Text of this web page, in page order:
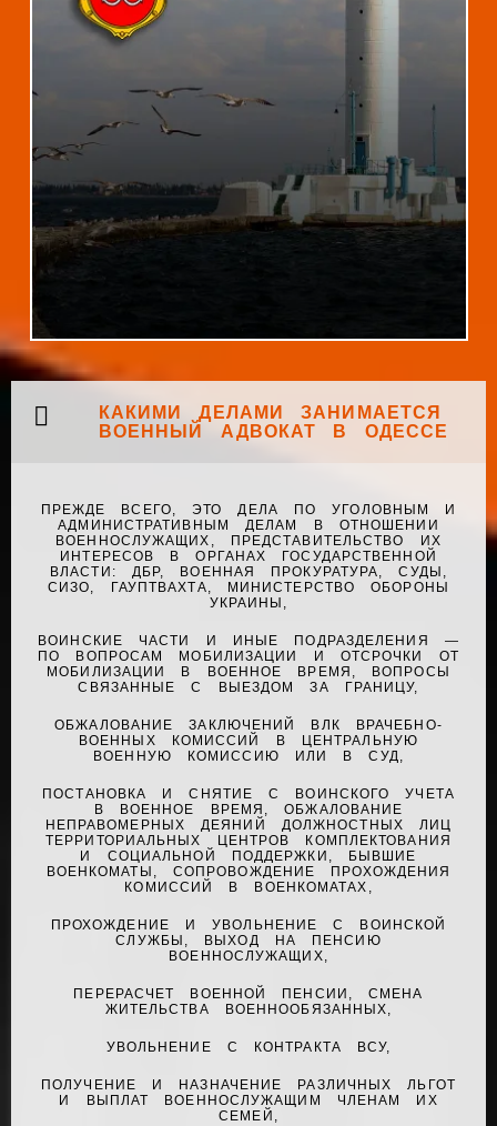
КАКИМИ ДЕЛАМИ ЗАНИМАЕТСЯ
ВОЕННЫЙ АДВОКАТ В ОДЕССЕ
ПРЕЖДЕ ВСЕГО, ЭТО ДЕЛА ПО УГОЛОВНЫМ И
АДМИНИСТРАТИВНЫМ ДЕЛАМ В ОТНОШЕНИИ
ВОЕННОСЛУЖАЩИХ, ПРЕДСТАВИТЕЛЬСТВО ИХ
ИНТЕРЕСОВ В ОРГАНАХ ГОСУДАРСТВЕННОЙ
ВЛАСТИ: ДБР, ВОЕННАЯ ПРОКУРАТУРА, СУДЫ,
СИЗО, ГАУПТВАХТА, МИНИСТЕРСТВО ОБОРОНЫ
УКРАИНЫ,
ВОИНСКИЕ ЧАСТИ И ИНЫЕ ПОДРАЗДЕЛЕНИЯ —
ПО ВОПРОСАМ МОБИЛИЗАЦИИ И ОТСРОЧКИ ОТ
МОБИЛИЗАЦИИ В ВОЕННОЕ ВРЕМЯ, ВОПРОСЫ
СВЯЗАННЫЕ С ВЫЕЗДОМ ЗА ГРАНИЦУ,
ОБЖАЛОВАНИЕ ЗАКЛЮЧЕНИЙ ВЛК ВРАЧЕБНО-
ВОЕННЫХ КОМИССИЙ В ЦЕНТРАЛЬНУЮ
ВОЕННУЮ КОМИССИЮ ИЛИ В СУД,
ПОСТАНОВКА И СНЯТИЕ С ВОИНСКОГО УЧЕТА
В ВОЕННОЕ ВРЕМЯ, ОБЖАЛОВАНИЕ
НЕПРАВОМЕРНЫХ ДЕЯНИЙ ДОЛЖНОСТНЫХ ЛИЦ
ТЕРРИТОРИАЛЬНЫХ ЦЕНТРОВ КОМПЛЕКТОВАНИЯ
И СОЦИАЛЬНОЙ ПОДДЕРЖКИ, БЫВШИЕ
ВОЕНКОМАТЫ, СОПРОВОЖДЕНИЕ ПРОХОЖДЕНИЯ
КОМИССИЙ В ВОЕНКОМАТАХ,
ПРОХОЖДЕНИЕ И УВОЛЬНЕНИЕ С ВОИНСКОЙ
СЛУЖБЫ, ВЫХОД НА ПЕНСИЮ
ВОЕННОСЛУЖАЩИХ,
ПЕРЕРАСЧЕТ ВОЕННОЙ ПЕНСИИ, СМЕНА
ЖИТЕЛЬСТВА ВОЕННООБЯЗАННЫХ,
УВОЛЬНЕНИЕ С КОНТРАКТА ВСУ,
ПОЛУЧЕНИЕ И НАЗНАЧЕНИЕ РАЗЛИЧНЫХ ЛЬГОТ
И ВЫПЛАТ ВОЕННОСЛУЖАЩИМ ЧЛЕНАМ ИХ
СЕМЕЙ,